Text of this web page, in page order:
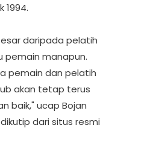
1994.
daripada pelatih
pemain manapun.
pemain dan pelatih
akan tetap terus
baik," ucap Bojan
dari situs resmi